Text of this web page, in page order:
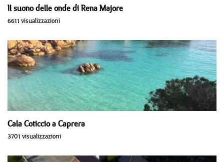
Il suono delle onde di Rena Majore
6611 visualizzazioni
Cala Coticcio a Caprera
3701 visualizzazioni